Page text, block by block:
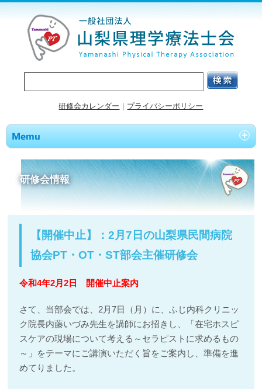
研修会カレンダー ｜ プライバシーポリシー
研修会情報
【開催中止】：2月7日の山梨県民間病院
協会PT・OT・ST部会主催研修会
令和4年2月2日 開催中止案内
さて、当部会では、2月7日（月）に、ふじ内科クリニッ
ク院長内藤いづみ先生を講師にお招きし、「在宅ホスピ
スケアの現場について考える～セラピストに求めるもの
～」をテーマにご講演いただく旨をご案内し、準備を進
めてりました。